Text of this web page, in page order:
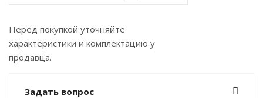
Перед покупкой уточняйте
характеристики и комплектацию у
продавца.
Задать вопрос